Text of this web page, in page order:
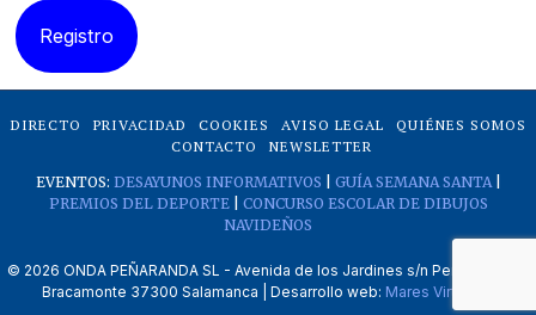
DIRECTO PRIVACIDAD COOKIES AVISO LEGAL
QUIÉNES SOMOS
CONTACTO
NEWSLETTER
EVENTOS: DESAYUNOS INFORMATIVOS GUÍA SEMANA SANTA|
PREMIOS DEL DEPORTE| CONCURSO ESCOLAR DE DIBUJOS
NAVIDEÑOS
© 2026 ONDA PEÑARANDA SL - Avenida de los Jardines s/n Peñaranda de
Bracamonte 37300 Salamanca | Desarrollo web: Mares Virtuales